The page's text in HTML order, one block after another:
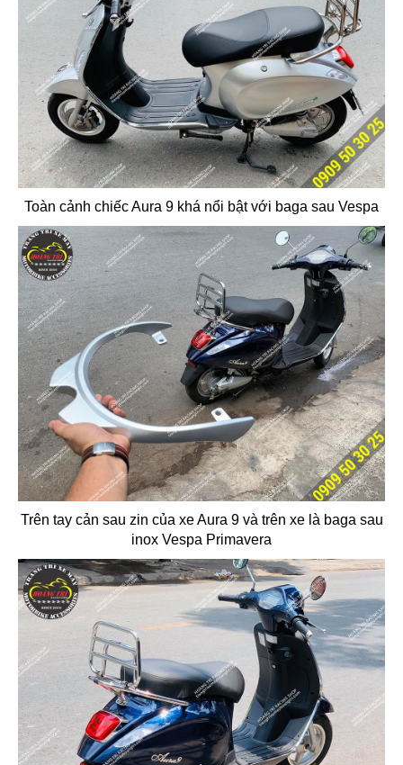
Toàn cảnh chiếc Aura 9 khá nổi bật với baga sau Vespa
Trên tay cản sau zin của xe Aura 9 và trên xe là baga sau
inox Vespa Primavera